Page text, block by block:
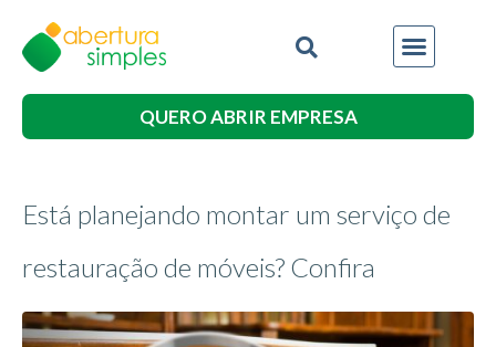
QUERO ABRIR EMPRESA
Está planejando montar um serviço de
restauração de móveis? Confira